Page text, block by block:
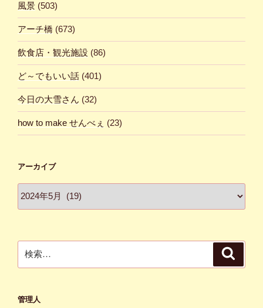
風景 (503)
アーチ橋 (673)
飲食店・観光施設 (86)
ど～でもいい話 (401)
今日の大雪さん (32)
how to make せんべぇ (23)
アーカイブ
索:
管理人